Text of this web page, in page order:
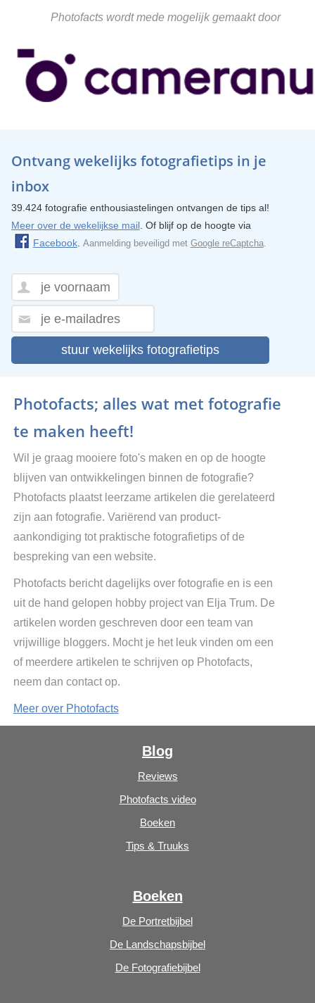
Photofacts wordt mede mogelijk gemaakt door
Ontvang wekelijks fotografietips in je
inbox
39.424 fotografie enthousiastelingen ontvangen de tips al!
Meer over de wekelijkse mail. Of blijf op de hoogte via
Facebook. Aanmelding beveiligd met Google reCaptcha.
stuur wekelijks fotografietips
Photofacts; alles wat met fotografie
te maken heeft!
Wil je graag mooiere foto's maken en op de hoogte
blijven van ontwikkelingen binnen de fotografie?
Photofacts plaatst leerzame artikelen die gerelateerd
zijn aan fotografie. Variërend van product-
aankondiging tot praktische fotografietips of de
bespreking van een website.
Photofacts bericht dagelijks over fotografie en is een
uit de hand gelopen hobby project van Elja Trum. De
artikelen worden geschreven door een team van
vrijwillige bloggers. Mocht je het leuk vinden om een
of meerdere artikelen te schrijven op Photofacts,
neem dan contact op.
Meer over Photofacts
Blog
Reviews
Photofacts video
Boeken
Tips & Truuks
Boeken
De Portretbijbel
De Landschapsbijbel
De Fotografiebijbel